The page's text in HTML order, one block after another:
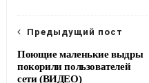
Предыдущий пост
Поющие маленькие выдры
покорили пользователей
сети (ВИДЕО)